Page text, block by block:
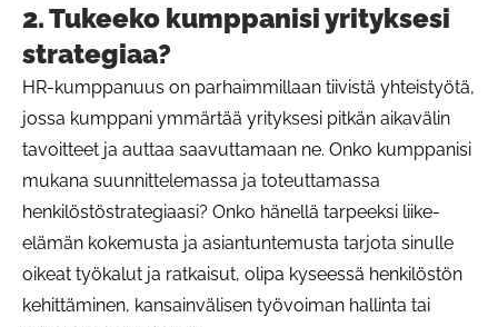
2. Tukeeko kumppanisi yrityksesi
strategiaa?
HR-kumppanuus on parhaimmillaan tiivistä yhteistyötä,
jossa kumppani ymmärtää yrityksesi pitkän aikavälin
tavoitteet ja auttaa saavuttamaan ne. Onko kumppanisi
mukana suunnittelemassa ja toteuttamassa
henkilöstöstrategiaasi? Onko hänellä tarpeeksi liike-
elämän kokemusta ja asiantuntemusta tarjota sinulle
oikeat työkalut ja ratkaisut, olipa kyseessä henkilöstön
kehittäminen, kansainvälisen työvoiman hallinta tai